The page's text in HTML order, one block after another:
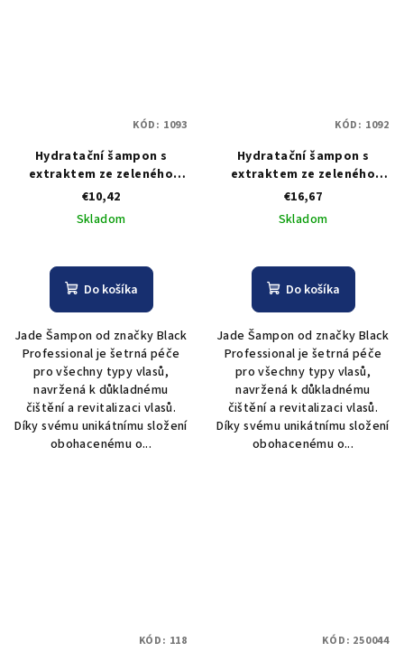
Hydratační šampon s
extraktem ze zeleného
čaje Black Jade Shampoo
Supreme Solution - 300 ml
€10,42
Skladom
Do košíka
Jade Šampon od značky Black
Professional je šetrná péče
pro všechny typy vlasů,
navržená k důkladnému
čištění a revitalizaci vlasů.
Díky svému unikátnímu složení
obohacenému o...
KÓD: 1093
Hydratační šampon s
extraktem ze zeleného
čaje Black Jade Shampoo
Supreme Solution - 1000 ml
€16,67
Skladom
Do košíka
Jade Šampon od značky Black
Professional je šetrná péče
pro všechny typy vlasů,
navržená k důkladnému
čištění a revitalizaci vlasů.
Díky svému unikátnímu složení
obohacenému o...
KÓD: 1092
KÓD: 118 KÓD: 250044